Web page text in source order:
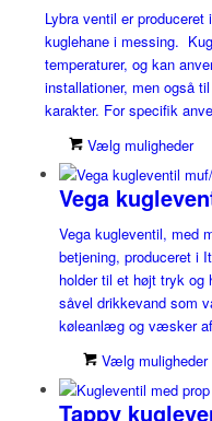
Lybra ventil er
kuglehane i messing.
temperaturer, og kan
installationer, men også
karakter. For specifik
Vælg muligheder
Vega
Vega kugleventil, med
betjening, produceret i
holder til et højt tryk og
såvel drikkevand som
køleanlæg og væsker
Vælg muligheder
Tappy